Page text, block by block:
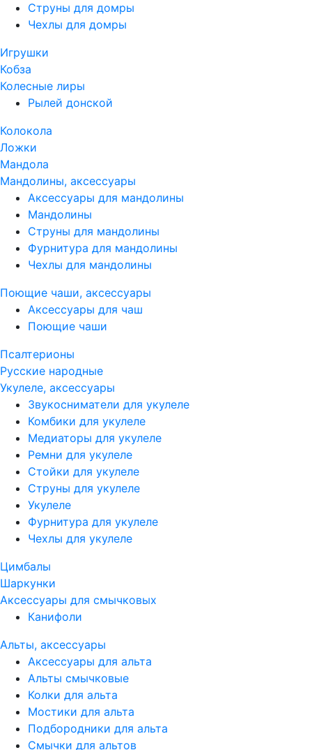
Струны для домры
Чехлы для домры
Игрушки
Кобза
Колесные лиры
Рылей донской
Колокола
Ложки
Мандола
Мандолины, аксессуары
Аксессуары для мандолины
Мандолины
Струны для мандолины
Фурнитура для мандолины
Чехлы для мандолины
Поющие чаши, аксессуары
Аксессуары для чаш
Поющие чаши
Псалтерионы
Русские народные
Укулеле, аксессуары
Звукосниматели для укулеле
Комбики для укулеле
Медиаторы для укулеле
Ремни для укулеле
Стойки для укулеле
Струны для укулеле
Укулеле
Фурнитура для укулеле
Чехлы для укулеле
Цимбалы
Шаркунки
Аксессуары для смычковых
Канифоли
Альты, аксессуары
Аксессуары для альта
Альты смычковые
Колки для альта
Мостики для альта
Подбородники для альта
Смычки для альтов